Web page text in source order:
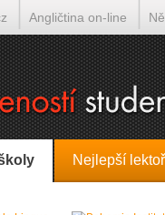
Nejlepší
Angličtina on-line